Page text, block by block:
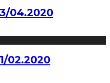
04.2020
02.2020